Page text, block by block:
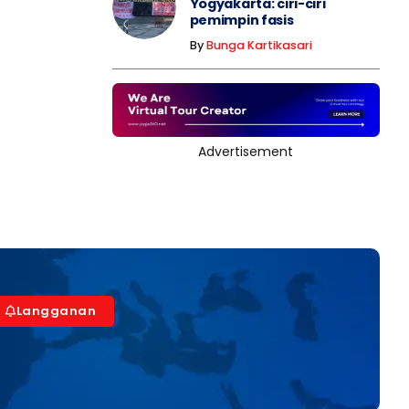
Yogyakarta: ciri-ciri
pemimpin fasis
ByBunga Kartikasari
Advertisement
Langganan